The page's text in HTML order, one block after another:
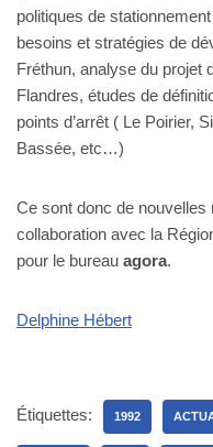
politiques de
besoins et stratégies de
Fréthun, analyse du projet
Flandres, études de
points d’arrêt ( Le Poirier,
Bassée, etc…)
Ce sont donc de
collaboration avec la
pour le bureau agora.
Delphine Hébert
Étiquettes: 1992